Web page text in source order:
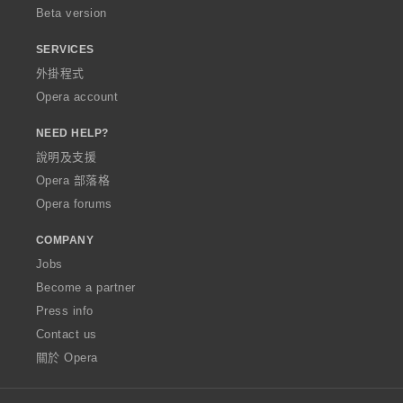
Beta version
SERVICES
外掛程式
Opera account
NEED HELP?
說明及支援
Opera 部落格
Opera forums
COMPANY
Jobs
Become a partner
Press info
Contact us
關於 Opera